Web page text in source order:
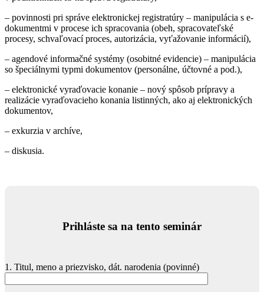
– povinnosti pri správe elektronickej registratúry – manipulácia s e-
dokumentmi v procese ich spracovania (obeh, spracovateľské
procesy, schvaľovací proces, autorizácia, vyťažovanie informácií),
– agendové informačné systémy (osobitné evidencie) – manipulácia
so špeciálnymi typmi dokumentov (personálne, účtovné a pod.),
– elektronické vyraďovacie konanie – nový spôsob prípravy a
realizácie vyraďovacieho konania listinných, ako aj elektronických
dokumentov,
– exkurzia v archíve,
– diskusia.
Prihláste sa na tento seminár
1. Titul, meno a priezvisko, dát. narodenia (povinné)